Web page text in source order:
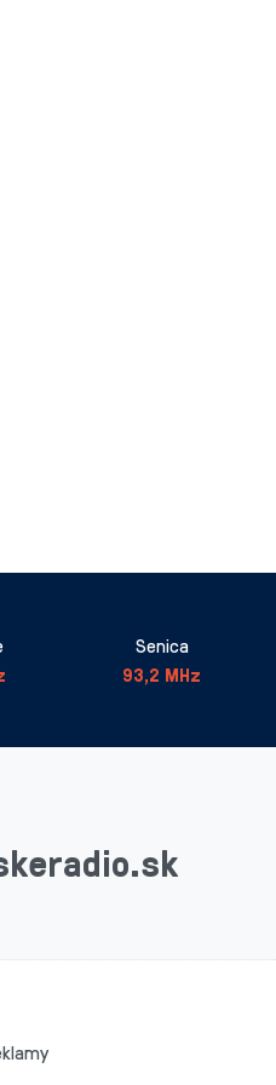
Senica
93,2 MHz